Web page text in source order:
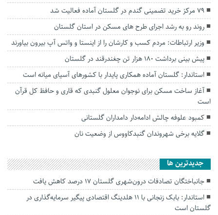
۷۹ مرکز خرید تضمینی گندم در گلستان آماده فعالیت شد
روند رو به رشد اجرای طرح های مسکن در استان گلستان
وزیر ارتباطات: مردم کسب و کارشان را از اینستا و واتس آپ بیرون بیاورند
پیش بینی برداشت ۱۸۰ هزار تن چغندرقند در گلستان
استاندار: گلستان آماده همکاری پایدار با کشورهای آسیای میانه است
آغاز ساخت مسکن برای نوجوان معلول گنبدی که قاری و حافظ کل قرآن
است
کمبود علوفه چالش ادامه‌دار دامداران گلستانی
گلایه برخی شهروندان گنبدکاووس از وضعیت نان
جديدترين ها
جانباختگان تصادفات درون‌شهری گلستان ۱۷ درصد کاهش یافت
استاندار: بابک زنجانی با ۱۱ هلدینگ اقتصادی پیگیر سرمایه‌گذاری در
گلستان است